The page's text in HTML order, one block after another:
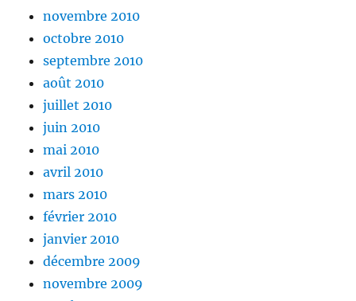
novembre 2010
octobre 2010
septembre 2010
août 2010
juillet 2010
juin 2010
mai 2010
avril 2010
mars 2010
février 2010
janvier 2010
décembre 2009
novembre 2009